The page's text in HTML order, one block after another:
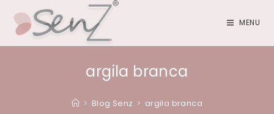
MENU
argila branca
> Blog Senz > argila branca